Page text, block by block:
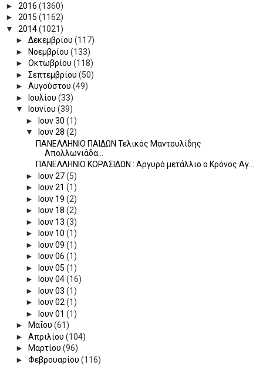
► 2016 (1360)
► 2015 (1162)
▼ 2014(1021)
► Δεκεμβρίου (117)
►
Νοεμβρίου (133)
► Οκτωβρίου (118)
► Σεπτεμβρίου (50)
► Αυγούστου (49)
►
Ιουλίου (33)
▼
Ιουνίου (39)
►
Ιουν 30 (1)
▼
Ιουν 28 (2)
ΠΑΝΕΛΛΗΝΙΟ ΠΑΙΔΩΝ Τελικός Μαντουλίδης
Απολλωνιάδα...
ΠΑΝΕΛΛΗΝΙΟ ΚΟΡΑΣΙΔΩΝ : Αργυρό μετάλλιο ο Κρόνος Αγ...
►
Ιουν 27(5)
►
Ιουν 21 (1)
►
Ιουν 19 (2)
►
Ιουν 18 (2)
►
Ιουν 13 (3)
►
Ιουν 10 (1)
►
Ιουν 09 (1)
►
Ιουν 06 (1)
►
Ιουν 05 (1)
►
Ιουν 04(16)
►
Ιουν 03 (1)
►
Ιουν 02(1)
►
Ιουν 01 (1)
►
Μαΐου (61)
► Απριλίου (104)
►
Μαρτίου (96)
► Φεβρουαρίου (116)